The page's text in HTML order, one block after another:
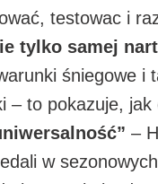
testowac i
tylko samej
śniegowe
to pokazuje,
–
w